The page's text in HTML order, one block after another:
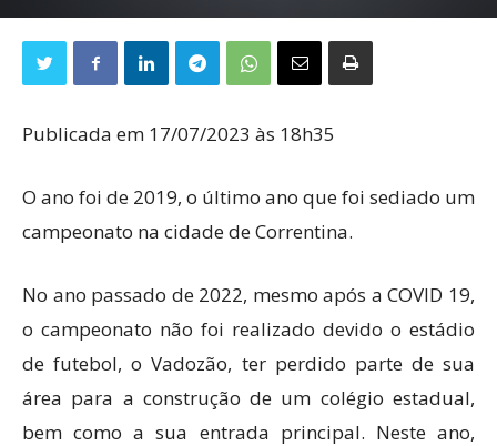
Publicada em 17/07/2023 às 18h35
O ano foi de 2019, o último ano que foi sediado um
campeonato na cidade de Correntina.
No ano passado de 2022, mesmo após a COVID 19,
o campeonato não foi realizado devido o estádio
de futebol, o Vadozão, ter perdido parte de sua
área para a construção de um colégio estadual,
bem como a sua entrada principal. Neste ano,